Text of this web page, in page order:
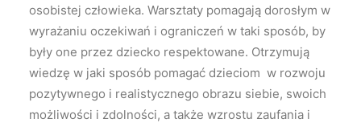
osobistej człowieka. Warsztaty pomagają dorosłym w
wyrażaniu oczekiwań i ograniczeń w taki sposób, by
były one przez dziecko respektowane. Otrzymują
wiedzę w jaki sposób pomagać dzieciom w rozwoju
pozytywnego i realistycznego obrazu siebie, swoich
możliwości i zdolności, a także wzrostu zaufania i